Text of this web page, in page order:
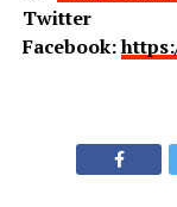
Twitter
Facebook: